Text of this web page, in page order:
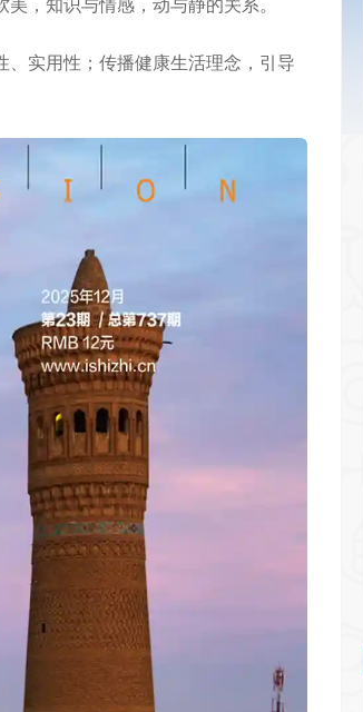
，知识与情感，动与静的关系。
、实用性；传播健康生活理念，引导